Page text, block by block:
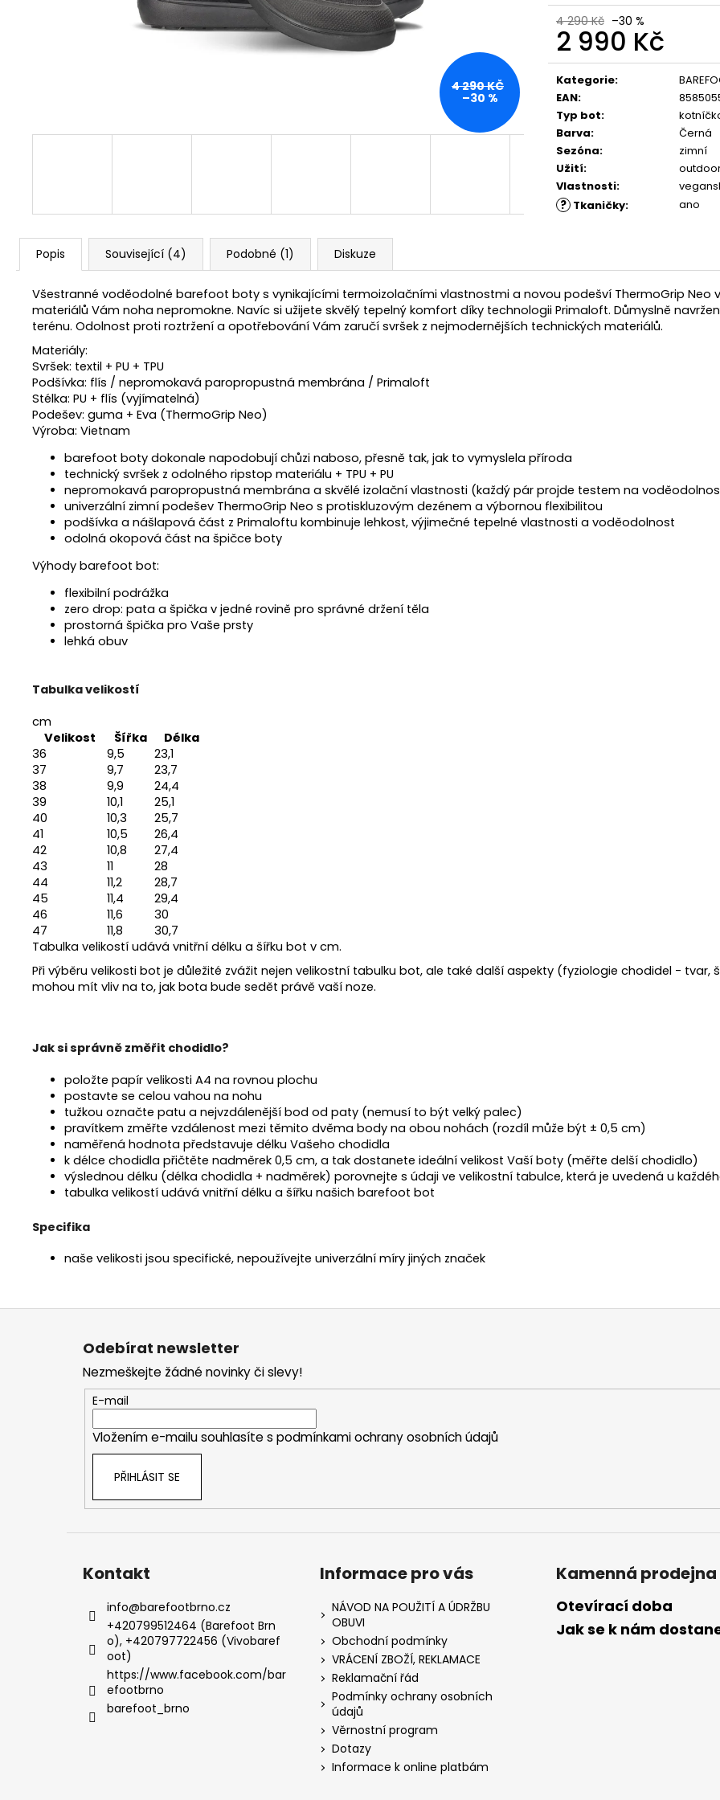
4 290 Kč –30 %
2 990 Kč
Měrná
cena:
Kategorie:
EAN:
Typ bot:
Barva:
Černá
Sezóna:
zimní
Užití:
Vlastnosti:
? Tkaničky: ano
4 290 KČ
–30 %
Popis Související (4) Podobné (1) Diskuze
Všestranné voděodolné barefoot boty s vynikajícími termoizolačními vlastnostmi a novou podešví ThermoGrip Neo
materiálů Vám noha nepromokne. Navíc si užijete skvělý tepelný komfort díky technologii Primaloft. Důmyslně
terénu. Odolnost proti roztržení a opotřebování Vám zaručí svršek z nejmodernějších technických materiálů.
Materiály:
Svršek: textil + PU + TPU
Podšívka: flís / nepromokavá paropropustná membrána / Primaloft
Stélka: PU + flís (vyjímatelná)
Podešev: guma + Eva (ThermoGrip Neo)
Výroba: Vietnam
barefoot boty dokonale napodobují chůzi naboso, přesně tak, jak to vymyslela příroda
technický svršek z odolného ripstop materiálu + TPU + PU
nepromokavá paropropustná membrána a skvělé izolační vlastnosti (každý pár projde testem na
univerzální zimní podešev ThermoGrip Neo s protiskluzovým dezénem a výbornou flexibilitou
podšívka a nášlapová část z Primaloftu kombinuje lehkost, výjimečné tepelné vlastnosti a voděodolnost
odolná okopová část na špičce boty
Výhody barefoot bot:
flexibilní podrážka
zero drop: pata a špička v jedné rovině pro správné držení těla
prostorná špička pro Vaše prsty
lehká obuv
Tabulka velikostí
cm
Velikost
Šířka
Délka
36
9,5
23,1
37
9,7
23,7
38
9,9
24,4
39
10,1
25,1
40
10,3
25,7
41
10,5
26,4
42
10,8
27,4
43
11
28
44
11,2
28,7
45
11,4
29,4
46
11,6
30
47
11,8
30,7
Tabulka velikostí udává vnitřní délku a šířku bot v cm.
Při výběru velikosti bot je důležité zvážit nejen velikostní tabulku bot, ale také další aspekty (fyziologie chodidel -
mohou mít vliv na to, jak bota bude sedět právě vaší noze.
Jak si správně změřit chodidlo?
položte papír velikosti A4 na rovnou plochu
postavte se celou vahou na nohu
tužkou označte patu a nejvzdálenější bod od paty (nemusí to být velký palec)
pravítkem změřte vzdálenost mezi těmito dvěma body na obou nohách (rozdíl může být ± 0,5 cm)
naměřená hodnota představuje délku Vašeho chodidla
k délce chodidla přičtěte nadměrek 0,5 cm, a tak dostanete ideální velikost Vaší boty (měřte delší chodidlo)
výslednou délku (délka chodidla + nadměrek) porovnejte s údaji ve velikostní tabulce, která je uvedená u
tabulka velikostí udává vnitřní délku a šířku našich barefoot bot
Specifika
naše velikosti jsou specifické, nepoužívejte univerzální míry jiných značek
89 Kč
219 Kč
Z
Odebírat newsletter
Nezmeškejte žádné novinky či slevy!
E-mail
Vložením e-mailu souhlasíte s podmínkami ochrany osobních údajů
PŘIHLÁSIT SE
Kontakt
info@barefootbrno.cz
+420799512464 (Barefoot Brn
o), +420797722456 (Vivobaref
oot)
https://www.facebook.com/bar
efootbrno
barefoot_brno
Informace pro vás
NÁVOD NA POUŽITÍ A ÚDRŽBU
OBUVI
Obchodní podmínky
VRÁCENÍ ZBOŽÍ, REKLAMACE
Reklamační řád
Podmínky ochrany osobních
údajů
Věrnostní program
Dotazy
Informace k online platbám
Kamenná prodejna
Otevírací doba
Jak se k nám